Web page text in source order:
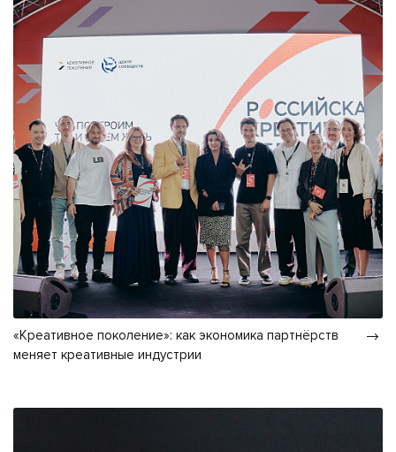
«Креативное поколение»: как экономика партнёрств
меняет креативные индустрии